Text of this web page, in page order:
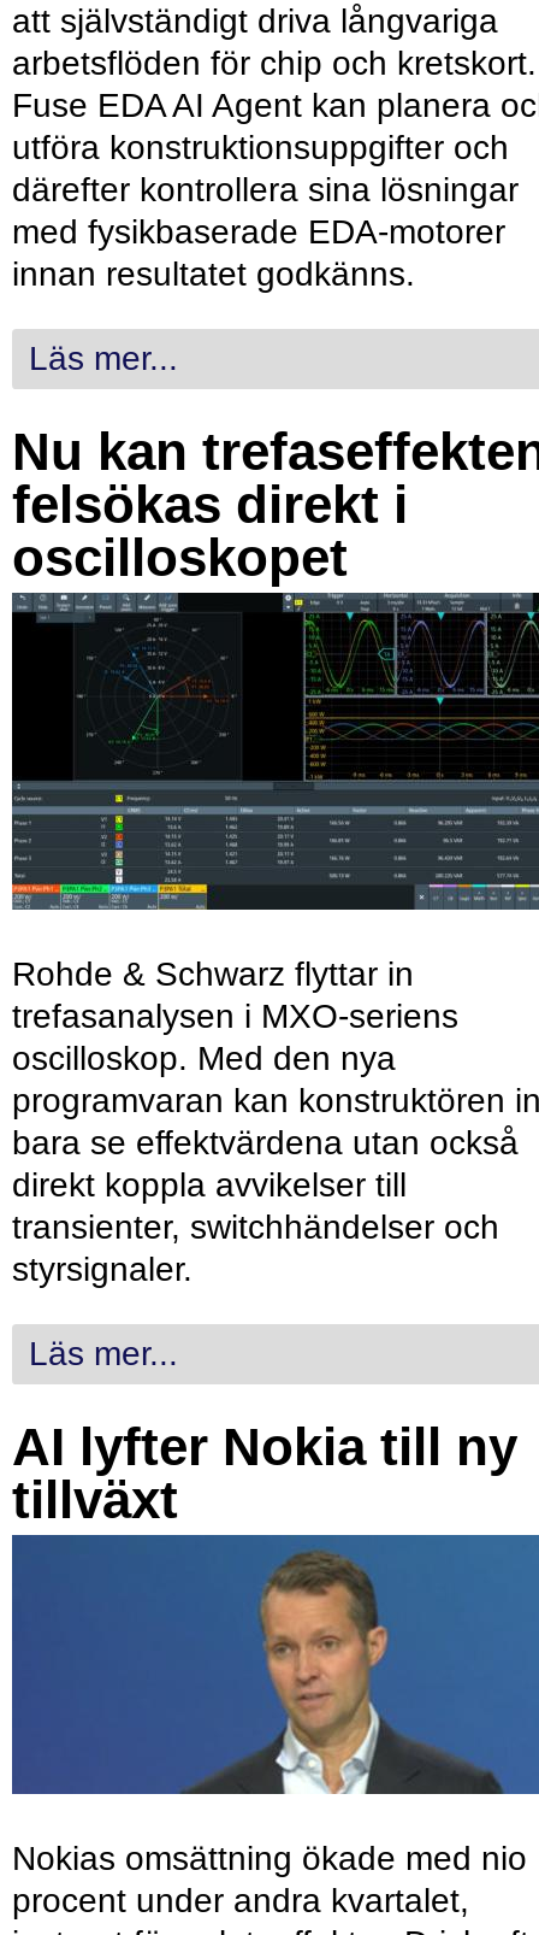
att självständigt driva långvariga
arbetsflöden för chip och kretskort.
Fuse EDA AI Agent kan planera
utföra konstruktionsuppgifter och
därefter kontrollera sina lösningar
med fysikbaserade EDA-motorer
innan resultatet godkänns.
Läs mer...
Nu kan
felsökas direkt i
oscilloskopet
Rohde & Schwarz flyttar in
trefasanalysen i MXO-seriens
oscilloskop. Med den nya
programvaran kan konstruktören
bara se effektvärdena utan också
direkt koppla avvikelser till
transienter, switchhändelser och
styrsignaler.
Läs mer...
AI lyfter Nokia till ny
tillväxt
Nokias omsättning ökade med nio
procent under andra kvartalet,